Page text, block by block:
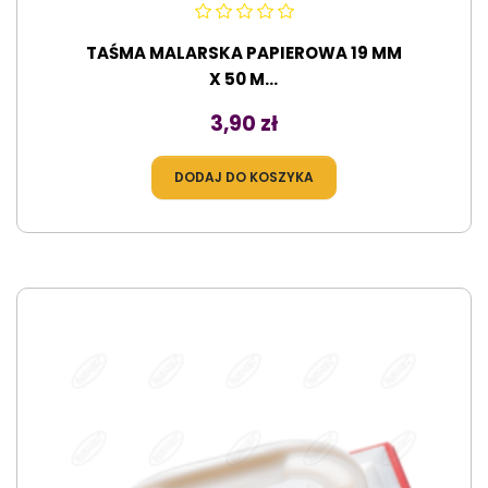
TAŚMA MALARSKA PAPIEROWA 19 MM
X 50 M...
Cena
3,90 zł
DODAJ DO KOSZYKA